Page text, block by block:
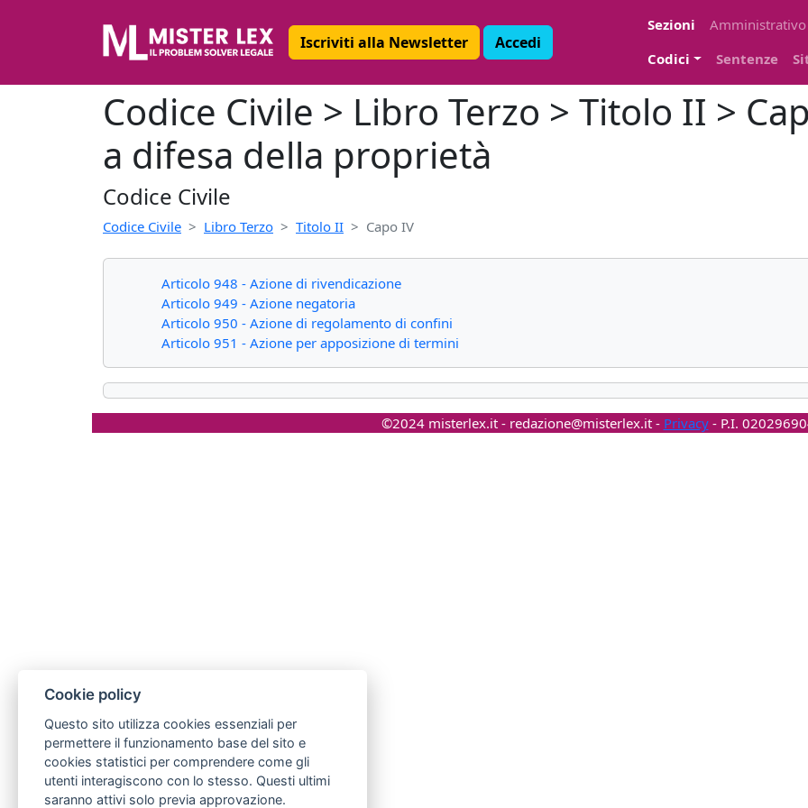
Iscriviti alla Newsletter Accedi
Sezioni
Amministrativo
Codici
Sentenze
Codice Civile > Libro Terzo > Titolo II >
a difesa della proprietà
Codice Civile
Codice Civile Libro Terzo Titolo II Capo IV
Articolo 948 - Azione di rivendicazione
Articolo 949 - Azione negatoria
Articolo 950 - Azione di regolamento di confini
Articolo 951 - Azione per apposizione di termini
©2024 misterlex.it - redazione@misterlex.it- Privacy- P.I.
Cookie policy
Questo sito utilizza cookies essenziali per
permettere il funzionamento base del sito e
cookies statistici per comprendere come gli
utenti interagiscono con lo stesso. Questi ultimi
saranno attivi solo previa approvazione.